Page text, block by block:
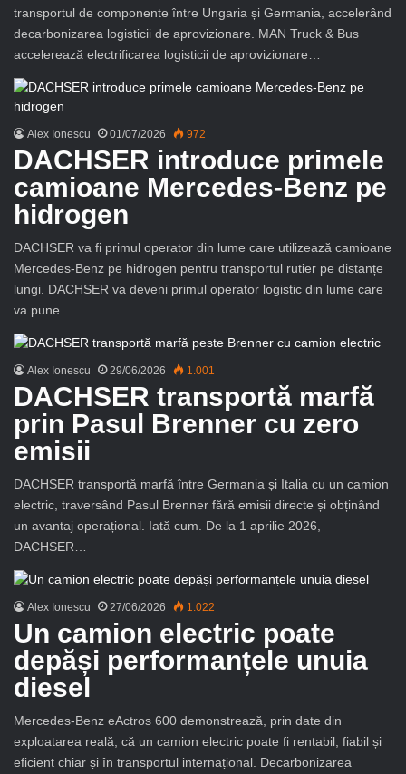
transportul de componente între Ungaria și Germania, accelerând
decarbonizarea logisticii de aprovizionare. MAN Truck & Bus
accelerează electrificarea logisticii de aprovizionare…
Alex Ionescu 01/07/2026 972
DACHSER introduce primele
camioane Mercedes-Benz pe
hidrogen
DACHSER va fi primul operator din lume care utilizează camioane
Mercedes-Benz pe hidrogen pentru transportul rutier pe distanțe
lungi. DACHSER va deveni primul operator logistic din lume care
va pune…
Alex Ionescu 29/06/2026 1.001
DACHSER transportă marfă
prin Pasul Brenner cu zero
emisii
DACHSER transportă marfă între Germania și Italia cu un camion
electric, traversând Pasul Brenner fără emisii directe și obținând
un avantaj operațional. Iată cum. De la 1 aprilie 2026,
DACHSER…
Alex Ionescu 27/06/2026 1.022
Un camion electric poate
depăși performanțele unuia
diesel
Mercedes-Benz eActros 600 demonstrează, prin date din
exploatarea reală, că un camion electric poate fi rentabil, fiabil și
eficient chiar și în transportul internațional. Decarbonizarea